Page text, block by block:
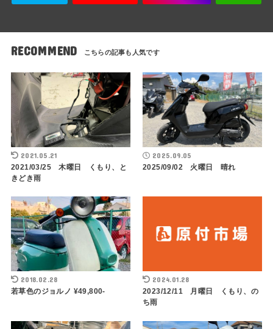
RECOMMEND
2021.05.21
2021/03/25 木曜日 くもり、と
きどき雨
2025.09.05
2025/09/02 火曜日 晴れ
2018.02.28
若草色のジョルノ ¥49,800-
2024.01.28
2023/12/11 月曜日 くもり、の
ち雨